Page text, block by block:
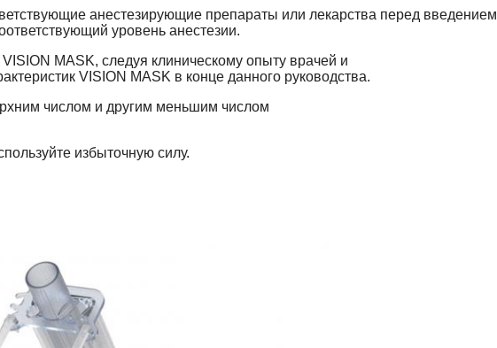
анестезирующие препараты или лекарства перед введением
уровень анестезии.
MASK, следуя клиническому опыту врачей и
VISION MASK в конце данного руководства.
числом и другим меньшим числом
избыточную силу.